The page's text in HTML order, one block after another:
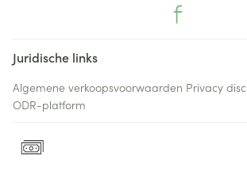
Juridische links
Algemene verkoopsvoorwaarden Privacy
ODR-platform